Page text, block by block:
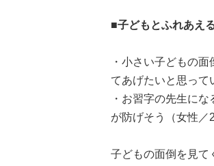
■子どもとふれあえ
・小さい子どもの
てあげたいと思って
・お習字の先生に
が防げそう（女性／
子どもの面倒を見て